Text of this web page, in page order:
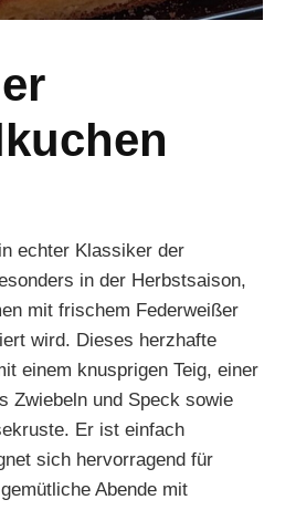
echter Klassiker der
in der Herbstsaison,
mit frischem Federweißer
wird. Dieses herzhafte
einem knusprigen Teig, einer
Zwiebeln und Speck sowie
Er ist einfach
sich hervorragend für
Abende mit